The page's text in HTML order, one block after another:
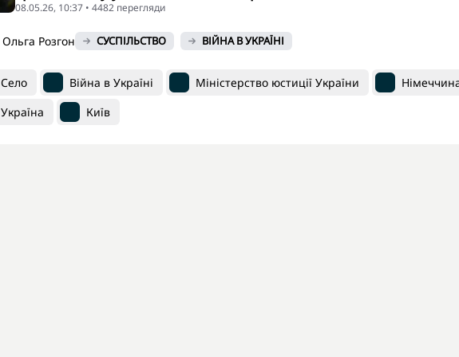
08.05.26, 10:37 • 4482 перегляди
Ольга Розгон СУСПІЛЬСТВО ВІЙНА В УКРАЇНІ
Село Війна в Україні Міністерство юстиції України
Україна
Київ